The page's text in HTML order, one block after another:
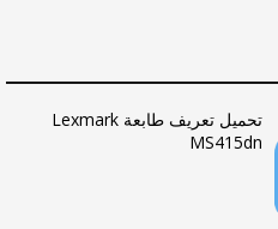
تحميل تعريف طابعة Lexmark
MS415dn